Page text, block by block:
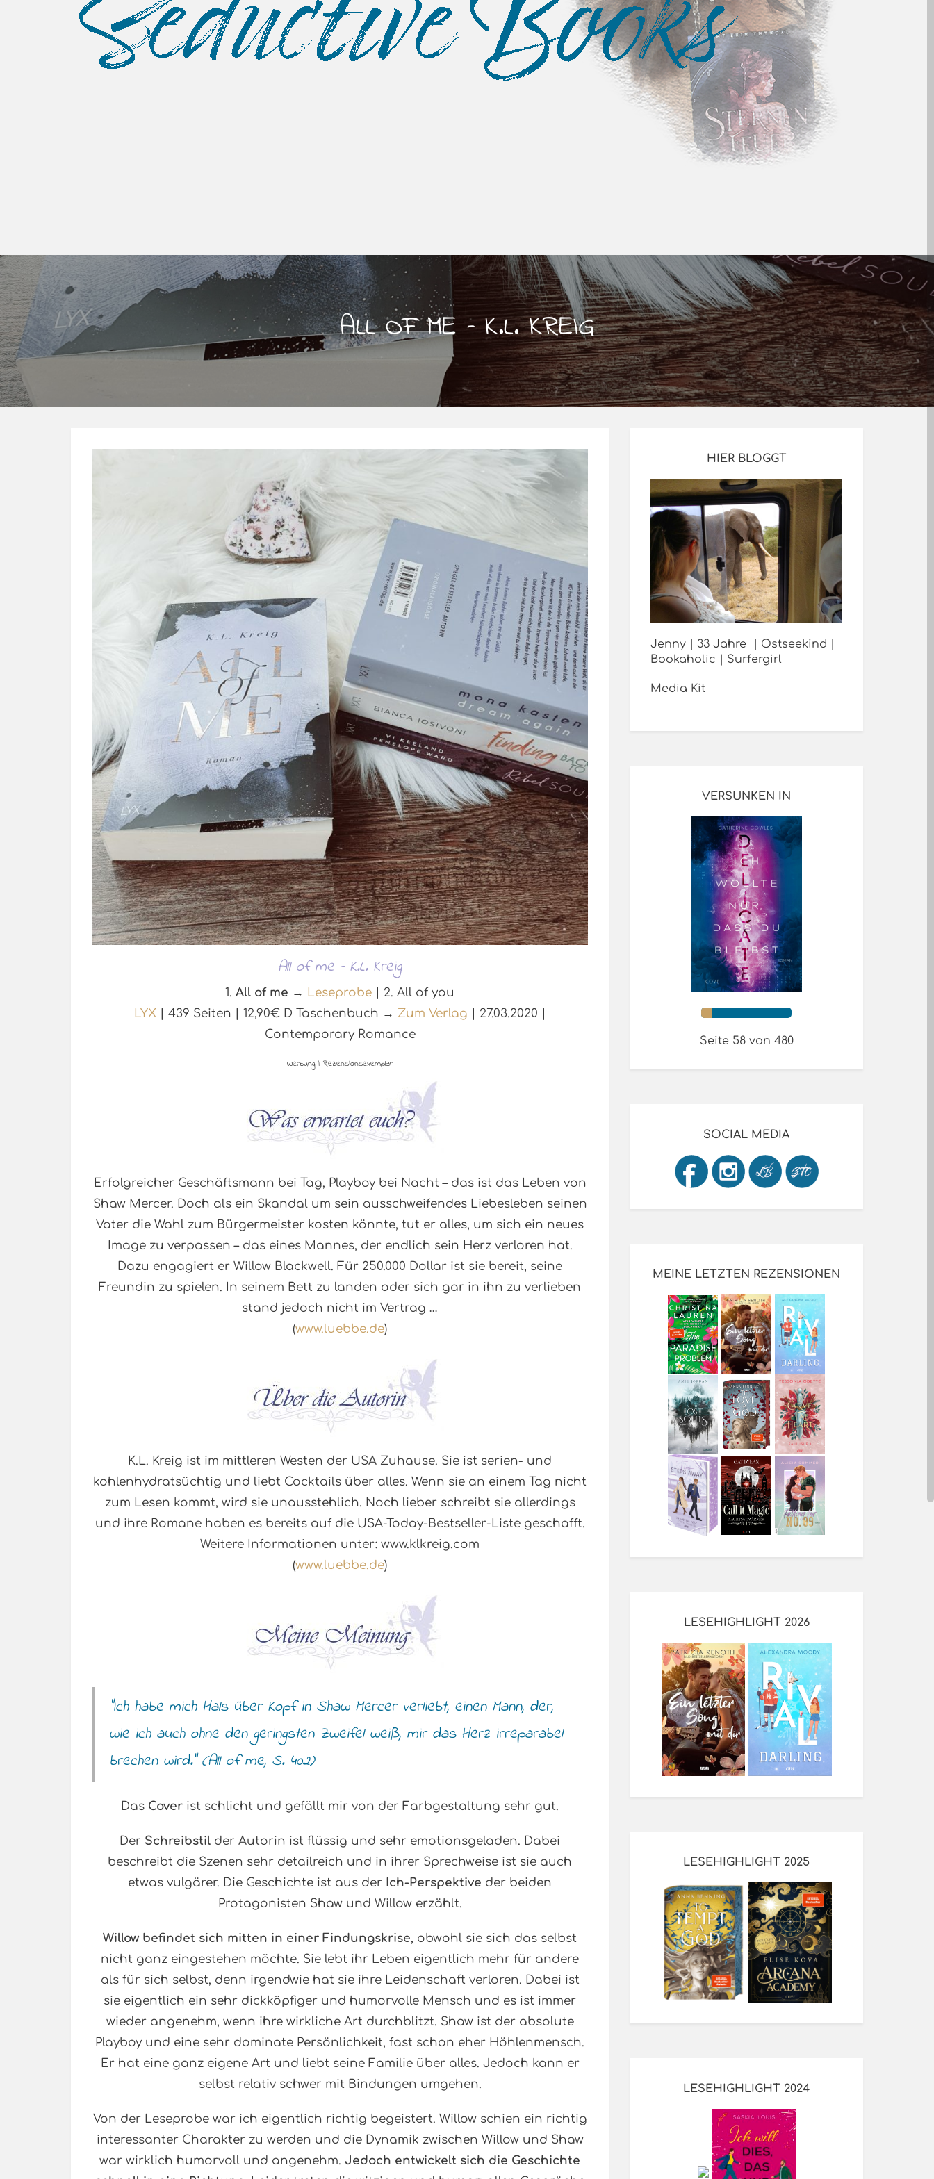
ALL OF ME – K.L. KREIG
All of me – K.L. Kreig
1. All of me → Leseprobe | 2. All of you
LYX | 439 Seiten | 12,90€ D Taschenbuch → Zum Verlag | 27.03.2020 |
Contemporary Romance
Werbung | Rezensionsexemplar
Erfolgreicher Geschäftsmann bei Tag, Playboy bei Nacht – das ist das Leben von
Shaw Mercer. Doch als ein Skandal um sein ausschweifendes Liebesleben seinen
Vater die Wahl zum Bürgermeister kosten könnte, tut er alles, um sich ein neues
Image zu verpassen – das eines Mannes, der endlich sein Herz verloren hat.
Dazu engagiert er Willow Blackwell. Für 250.000 Dollar ist sie bereit, seine
Freundin zu spielen. In seinem Bett zu landen oder sich gar in ihn zu verlieben
stand jedoch nicht im Vertrag …
(www.luebbe.de)
K.L. Kreig ist im mittleren Westen der USA Zuhause. Sie ist serien- und
kohlenhydratsüchtig und liebt Cocktails über alles. Wenn sie an einem Tag nicht
zum Lesen kommt, wird sie unausstehlich. Noch lieber schreibt sie allerdings
und ihre Romane haben es bereits auf die USA-Today-Bestseller-Liste geschafft.
Weitere Informationen unter: www.klkreig.com
(www.luebbe.de)
“Ich habe mich Hals über Kopf in Shaw Mercer verliebt, einen Mann, der,
wie ich auch ohne den geringsten Zweifel weiß, mir das Herz irreparabel
brechen wird.” (All of me, S. 402)
Das Cover ist schlicht und gefällt mir von der Farbgestaltung sehr gut.
Der Schreibstil der Autorin ist flüssig und sehr emotionsgeladen. Dabei
beschreibt die Szenen sehr detailreich und in ihrer Sprechweise ist sie auch
etwas vulgärer. Die Geschichte ist aus der Ich-Perspektive der beiden
Protagonisten Shaw und Willow erzählt.
Willow befindet sich mitten in einer Findungskrise, obwohl sie sich das selbst
nicht ganz eingestehen möchte. Sie lebt ihr Leben eigentlich mehr für andere
als für sich selbst, denn irgendwie hat sie ihre Leidenschaft verloren. Dabei ist
sie eigentlich ein sehr dickköpfiger und humorvolle Mensch und es ist immer
wieder angenehm, wenn ihre wirkliche Art durchblitzt. Shaw ist der absolute
Playboy und eine sehr dominate Persönlichkeit, fast schon eher Höhlenmensch.
Er hat eine ganz eigene Art und liebt seine Familie über alles. Jedoch kann er
selbst relativ schwer mit Bindungen umgehen.
Von der Leseprobe war ich eigentlich richtig begeistert. Willow schien ein richtig
interessanter Charakter zu werden und die Dynamik zwischen Willow und Shaw
war wirklich humorvoll und angenehm. Jedoch entwickelt sich die Geschichte
HIER BLOGGT
Jenny | 33 Jahre | Ostseekind |
Bookaholic | Surfergirl
Media Kit
VERSUNKEN IN
Seite 58 von 480
SOCIAL MEDIA
MEINE LETZTEN REZENSIONEN
LESEHIGHLIGHT 2026
LESEHIGHLIGHT 2025
LESEHIGHLIGHT 2024